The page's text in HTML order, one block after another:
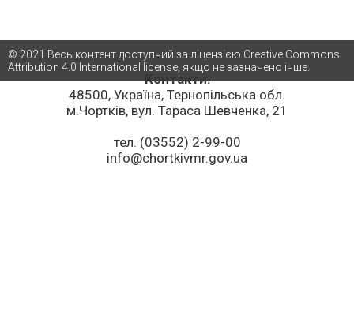
Контакти:
48500, Україна, Тернопільська обл.
м.Чортків, вул. Тараса Шевченка, 21
тел. (03552) 2-99-00
info@chortkivmr.gov.ua
© 2021 Весь контент доступний за ліцензією Creative Commons
Attribution 4.0 International license, якщо не зазначено інше.